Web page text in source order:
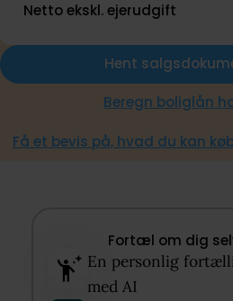
Netto ekskl. ejerudgift
Hent
Beregn boliglån
Få et bevis på, hvad du kan
Fortæl om dig
En personlig
med AI​